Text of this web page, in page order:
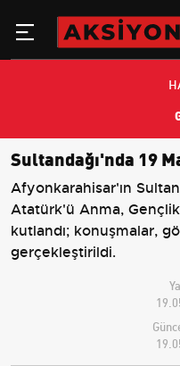
Sultandağı'nda 19
Afyonkarahisar'ın
Atatürk'ü Anma,
kutlandı; konuşmalar,
gerçekleştirildi.